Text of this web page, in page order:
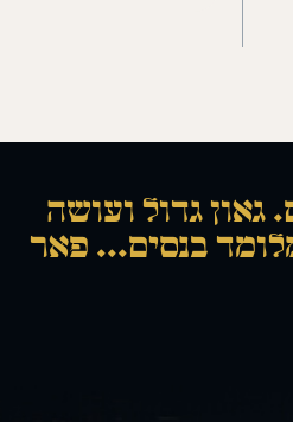
גדול ועושה
בנסים... פאר